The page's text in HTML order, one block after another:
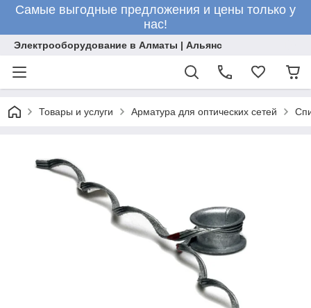
Самые выгодные предложения и цены только у
нас!
Электрооборудование в Алматы | Альянс
Товары и услуги Арматура для оптических сетей